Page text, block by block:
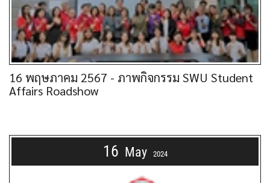
16 พฤษภาคม 2567 - ภาพกิจกรรม SWU Student
Affairs Roadshow
16 May 2024